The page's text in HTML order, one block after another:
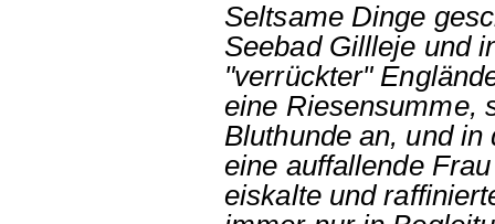
Seltsame Dinge
Seebad Gillleje und
"verrückter"
eine Riesensumme,
Bluthunde an, und
eine auffallende
eiskalte und